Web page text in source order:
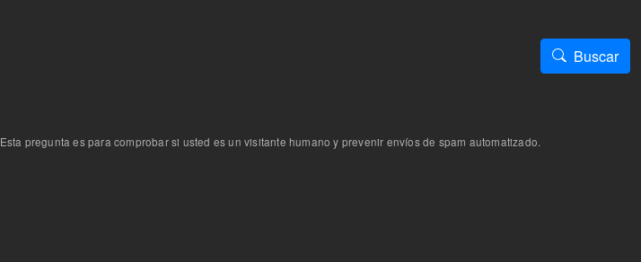
Esta pregunta es para comprobar si usted es un visitante humano y prevenir envíos de spam automatizado.
Buscar